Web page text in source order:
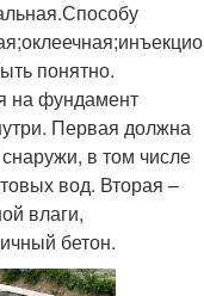
понятно.
на фундамент
Первая должна
в том числе
вод. Вторая –
влаги,
бетон.